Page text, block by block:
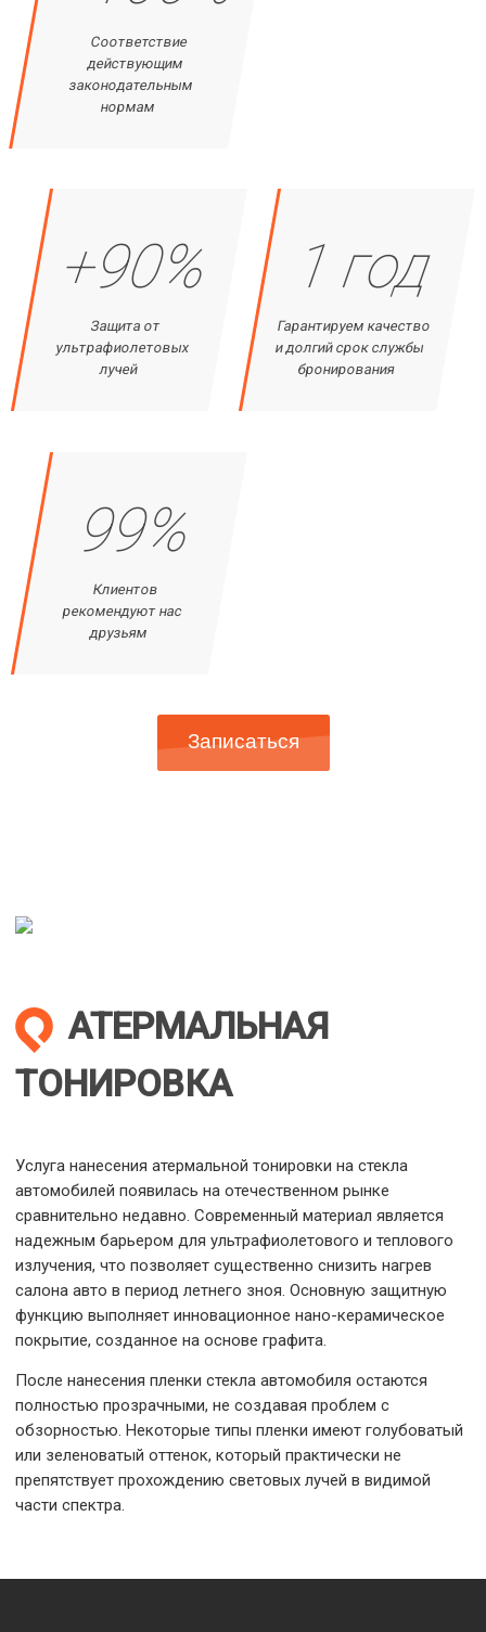
Соответствие
действующим
законодательным
нормам
+90%
Защита от
ультрафиолетовых
лучей
1 год
Гарантируем качество
и долгий срок службы
бронирования
99%
Клиентов
рекомендуют нас
друзьям
Записаться
АТЕРМАЛЬНАЯ
ТОНИРОВКА
Услуга нанесения атермальной тонировки на стекла
автомобилей появилась на отечественном рынке
сравнительно недавно. Современный материал является
надежным барьером для ультрафиолетового и теплового
излучения, что позволяет существенно снизить нагрев
салона авто в период летнего зноя. Основную защитную
функцию выполняет инновационное нано-керамическое
покрытие, созданное на основе графита.
После нанесения пленки стекла автомобиля остаются
полностью прозрачными, не создавая проблем с
обзорностью. Некоторые типы пленки имеют голубоватый
или зеленоватый оттенок, который практически не
препятствует прохождению световых лучей в видимой
части спектра.